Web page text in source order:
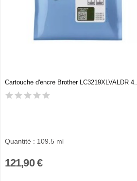
Cartouche d'encre Brother LC3219XLVALDR 4...
Quantité : 109.5 ml
121,90 €